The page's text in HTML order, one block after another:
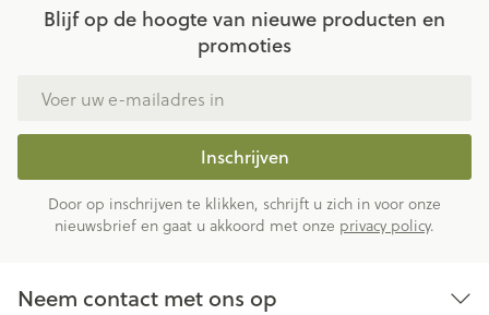
Blijf op de hoogte van nieuwe producten en
promoties
Inschrijven
Door op inschrijven te klikken, schrijft u zich in voor onze
nieuwsbrief en gaat u akkoord met onze privacy policy.
Neem contact met ons op